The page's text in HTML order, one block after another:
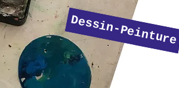
Dessin-Peinture